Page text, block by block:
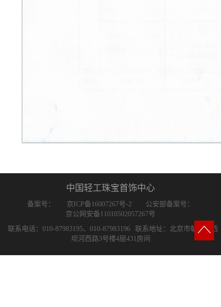
中国轻工珠宝首饰中心
备案号： 京ICP备16007267号-2
公安部备案号：
京公网安备11010502057267号
联系电话：010-87983195、010-87983196
联系地址：北京市朝阳区西
坝河西路3号楼4层431房间